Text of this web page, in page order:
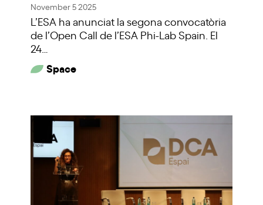
November 5 2025
L’ESA ha anunciat la segona convocatòria
de l’Open Call de l’ESA Phi-Lab Spain. El
24…
Space